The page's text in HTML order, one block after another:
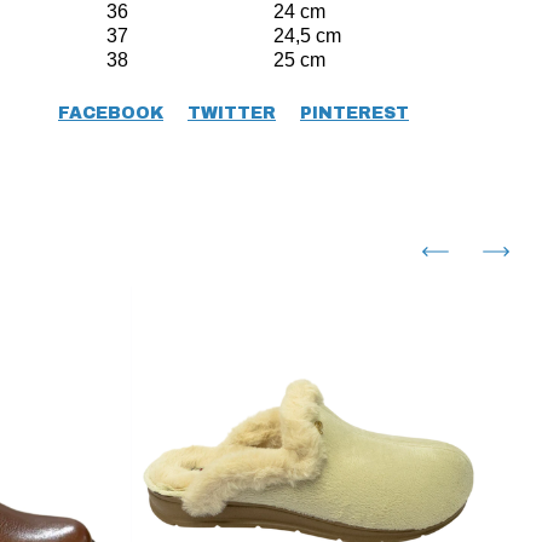
36 24 cm
37 24,5 cm
38 25 cm
FACEBOOK TWITTER PINTEREST